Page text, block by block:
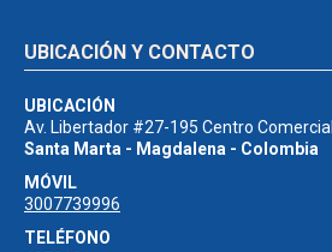
UBICACIÓN Y CONTACTO
UBICACIÓN
Av. Libertador #27-195 Centro
Santa Marta - Magdalena - Colombia
MÓVIL
3007739996
TELÉFONO